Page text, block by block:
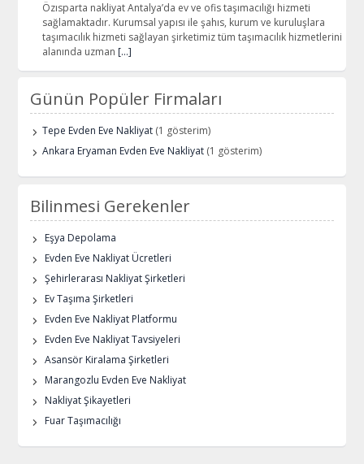
Özısparta nakliyat Antalya’da ev ve ofis taşımacılığı hizmeti
sağlamaktadır. Kurumsal yapısı ile şahıs, kurum ve kuruluşlara
taşımacılık hizmeti sağlayan şirketimiz tüm taşımacılık hizmetlerini
alanında uzman […]
Günün Popüler Firmaları
Tepe Evden Eve Nakliyat (1 gösterim)
Ankara Eryaman Evden Eve Nakliyat (1 gösterim)
Bilinmesi Gerekenler
Eşya Depolama
Evden Eve Nakliyat Ücretleri
Şehirlerarası Nakliyat Şirketleri
Ev Taşıma Şirketleri
Evden Eve Nakliyat Platformu
Evden Eve Nakliyat Tavsiyeleri
Asansör Kiralama Şirketleri
Marangozlu Evden Eve Nakliyat
Nakliyat Şikayetleri
Fuar Taşımacılığı